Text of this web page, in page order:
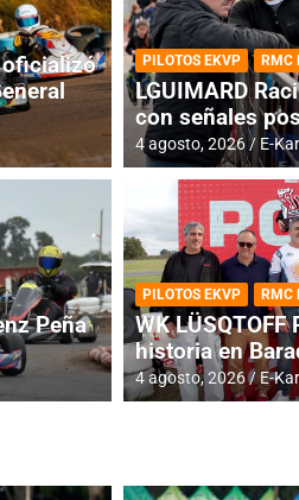
RMC BUENOS AIRES
Cerró una
oficializó
Peña
PILOTOS EKVP RMC
LGUIMARD
con señales
4 agosto, 2026 E-
PILOTOS EKVP RMC
WK
historia en
4 agosto, 2026 E-